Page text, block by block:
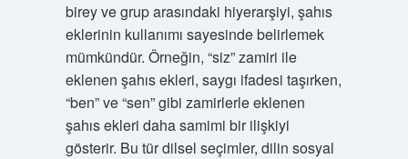
birey ve grup arasındaki hiyerarşiyi, şahıs
eklerinin kullanımı sayesinde belirlemek
mümkündür. Örneğin, “siz” zamiri ile
eklenen şahıs ekleri, saygı ifadesi taşırken,
“ben” ve “sen” gibi zamirlerle eklenen
şahıs ekleri daha samimi bir ilişkiyi
gösterir. Bu tür dilsel seçimler, dilin sosyal